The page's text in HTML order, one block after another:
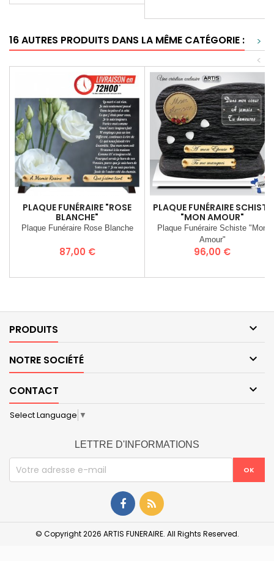
16 AUTRES PRODUITS DANS LA MÊME CATÉGORIE :
>
<
PLAQUE FUNÉRAIRE "ROSE
BLANCHE"
Plaque Funéraire Rose Blanche
Prix
87,00 €
PLAQUE FUNÉRAIRE SCHISTE
"MON AMOUR"
Plaque Funéraire Schiste "Mon
Amour"
Prix
96,00 €
PRODUITS 
NOTRE SOCIÉTÉ 
CONTACT 
Select Language ▼
LETTRE D'INFORMATIONS
© Copyright 2026 ARTIS FUNERAIRE. All Rights Reserved.